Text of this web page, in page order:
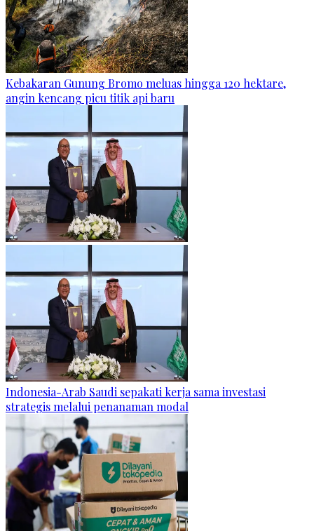
Kebakaran Gunung Bromo meluas hingga 120 hektare,
angin kencang picu titik api baru
Indonesia-Arab Saudi sepakati kerja sama investasi
strategis melalui penanaman modal